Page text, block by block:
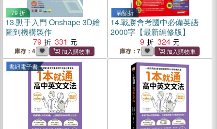
79 折
13.動手入門 Onshape 3D繪
圖到機構製作
79
331
庫存：4
滿額折
14.戰勝會考國中必備英語
2000字【最新編修版】
9
324
庫存：7
書紐電子書